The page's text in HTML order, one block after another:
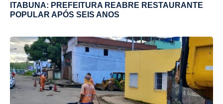
ITABUNA: PREFEITURA REABRE RESTAURANTE
POPULAR APÓS SEIS ANOS